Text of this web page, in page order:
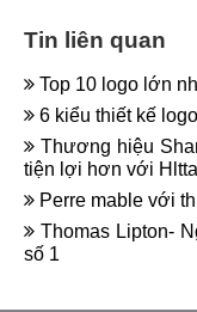
Tin liên quan
Top 10 logo lớn
6 kiểu thiết kế
Thương hiệu
tiện lợi hơn với Hltta
Perre mable với
Thomas Lipton-
số 1